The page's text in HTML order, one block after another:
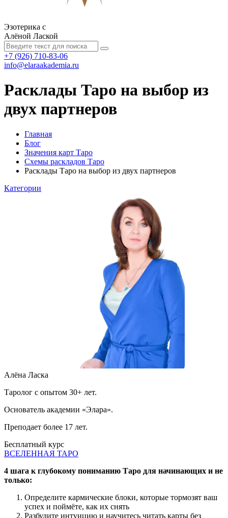
Эзотерика с
Алёной Лаской
+7 (926) 710-83-06
info@elaraakademia.ru
Расклады Таро на выбор из
двух партнеров
Главная
Блог
Значения карт Таро
Схемы раскладов Таро
Расклады Таро на выбор из двух партнеров
Категории
Алёна Ласка
Таролог с опытом 30+ лет.
Основатель академии «Элара».
Преподает более 17 лет.
Бесплатный курс
ВСЕЛЕННАЯ ТАРО
4 шага к глубокому пониманию Таро для начинающих и не
только:
Определите кармические блоки, которые тормозят ваш
успех и поймёте, как их снять
Разбудите интуицию и научитесь читать карты без